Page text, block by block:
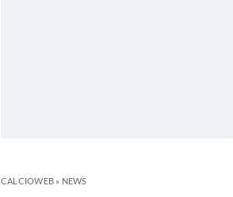
CALCIOWEB» NEWS